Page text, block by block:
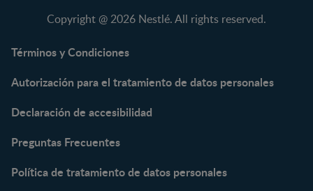
NAN® Optipro® 3
NAN® Supreme 3
NESTUM®
NESCARE®
Herramientas
Copyright @ 2026 Nestlé. All rights reserved.
Términos y Condiciones
Autorización para el tratamiento de datos personales
Declaración de accesibilidad
Preguntas Frecuentes
Política de tratamiento de datos personales